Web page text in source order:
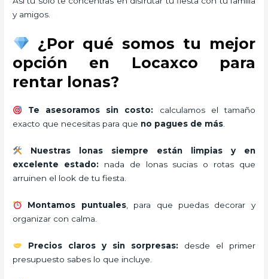
y amigos.
¿Por qué somos tu mejor
opción en Locaxco para
rentar lonas?
Te asesoramos sin costo: calculamos el tamaño
exacto que necesitas para que no pagues de más.
Nuestras lonas siempre están limpias y en
excelente estado:nada de lonas sucias o rotas que
arruinen el look de tu fiesta.
Montamos puntuales, para que puedas decorar y
organizar con calma.
Precios claros y sin sorpresas:desde el primer
presupuesto sabes lo que incluye.